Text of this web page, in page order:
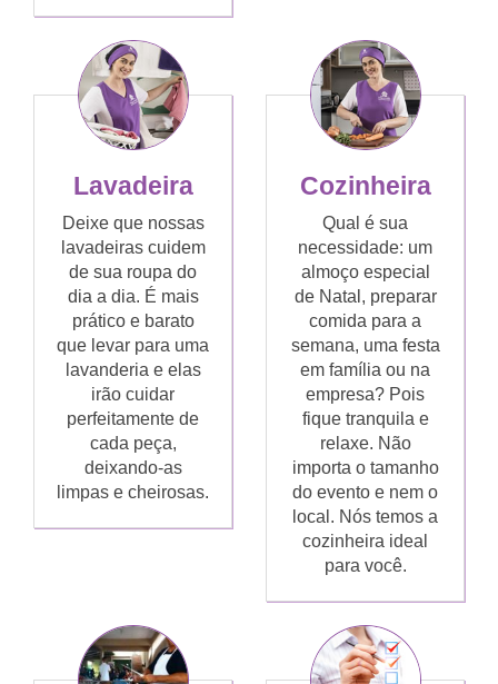
Lavadeira
Deixe que nossas
lavadeiras cuidem
de sua roupa do
dia a dia. É mais
prático e barato
que levar para uma
lavanderia e elas
irão cuidar
perfeitamente de
cada peça,
deixando-as
limpas e cheirosas.
Cozinheira
Qual é sua
necessidade: um
almoço especial
de Natal, preparar
comida para a
semana, uma festa
em família ou na
empresa? Pois
fique tranquila e
relaxe. Não
importa o tamanho
do evento e nem o
local. Nós temos a
cozinheira ideal
para você.